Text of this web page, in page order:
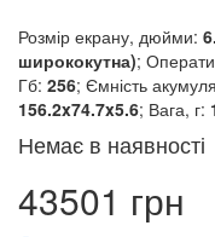
Розмір екрану, дюйми:
ширококутна);
Гб: 256; Ємність
156.2x74.7x5.6; Вага, г:
Немає в наявності
43501 грн